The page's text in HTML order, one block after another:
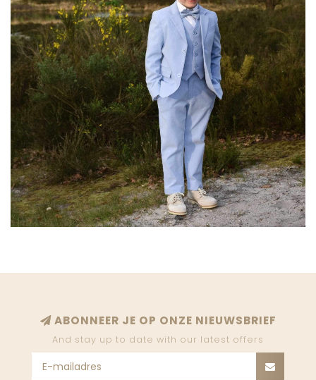
ABONNEER JE OP ONZE NIEUWSBRIEF
And stay up to date with our latest offers